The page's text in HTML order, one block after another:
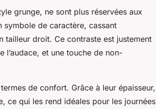
grunge, ne sont plus réservées aux
symbole de caractère, cassant
tailleur droit. Ce contraste est justement
et une touche de non-
de confort. Grâce à leur épaisseur,
ce qui les rend idéales pour les journées